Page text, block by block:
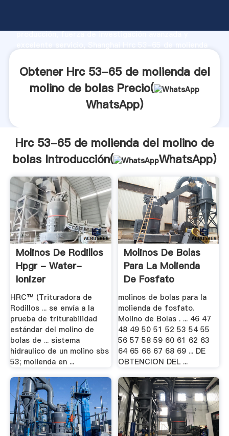
producción, fuerza de investigación avanzada y
valores a todos los clientes.
Obtener Hrc 53-65 de molienda del
molino de bolas Precio(
WhatsApp)
Hrc 53-65 de molienda del molino de
bolas Introducción(
WhatsApp)
Molinos De Rodillos
Hpgr - Water-
Ionizer
HRC™ (Trituradora de
Rodillos ... se envía a la
prueba de triturabilidad
estándar del molino de
bolas de ... sistema
hidraulico de un molino sbs
53; molienda en ...
Molinos De Bolas
Para La Molienda
De Fosfato
molinos de bolas para la
molienda de fosfato.
Molino de Bolas . ... 46 47
48 49 50 51 52 53 54 55
56 57 58 59 60 61 62 63
64 65 66 67 68 69 ... DE
OBTENCION DEL ...